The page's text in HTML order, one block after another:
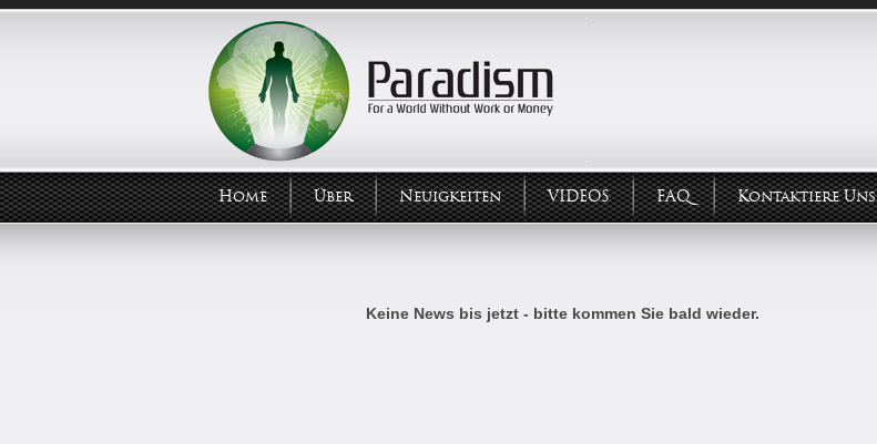
Home Über Neuigkeiten VIDEOS FAQ Kontaktiere Uns
Keine News bis jetzt - bitte kommen Sie bald wieder.